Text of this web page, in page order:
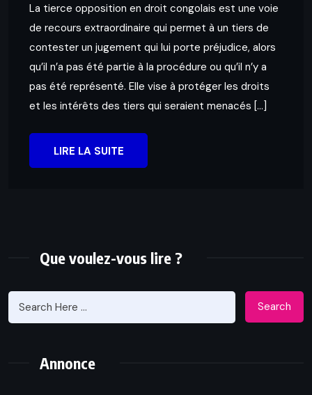
La tierce opposition en droit congolais est une voie
de recours extraordinaire qui permet à un tiers de
contester un jugement qui lui porte préjudice, alors
qu’il n’a pas été partie à la procédure ou qu’il n’y a
pas été représenté. Elle vise à protéger les droits
et les intérêts des tiers qui seraient menacés […]
LIRE LA SUITE
Que voulez-vous lire ?
Search
Annonce